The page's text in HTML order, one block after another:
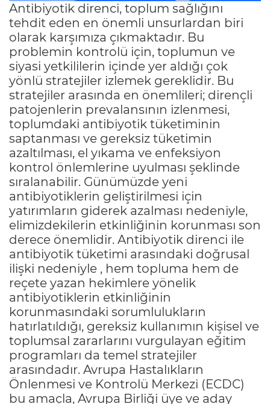
Antibiyotik direnci, toplum sağlığını
tehdit eden en önemli unsurlardan biri
olarak karşımıza çıkmaktadır. Bu
problemin kontrolü için, toplumun ve
siyasi yetkililerin içinde yer aldığı çok
yönlü stratejiler izlemek gereklidir. Bu
stratejiler arasında en önemlileri; dirençli
patojenlerin prevalansının izlenmesi,
toplumdaki antibiyotik tüketiminin
saptanması ve gereksiz tüketimin
azaltılması, el yıkama ve enfeksiyon
kontrol önlemlerine uyulması şeklinde
sıralanabilir. Günümüzde yeni
antibiyotiklerin geliştirilmesi için
yatırımların giderek azalması nedeniyle,
elimizdekilerin etkinliğinin korunması son
derece önemlidir. Antibiyotik direnci ile
antibiyotik tüketimi arasındaki doğrusal
ilişki nedeniyle , hem topluma hem de
reçete yazan hekimlere yönelik
antibiyotiklerin etkinliğinin
korunmasındaki sorumlulukların
hatırlatıldığı, gereksiz kullanımın kişisel ve
toplumsal zararlarını vurgulayan eğitim
programları da temel stratejiler
arasındadır. Avrupa Hastalıkların
Önlenmesi ve Kontrolü Merkezi (ECDC)
bu amaçla, Avrupa Birliği üye ve aday